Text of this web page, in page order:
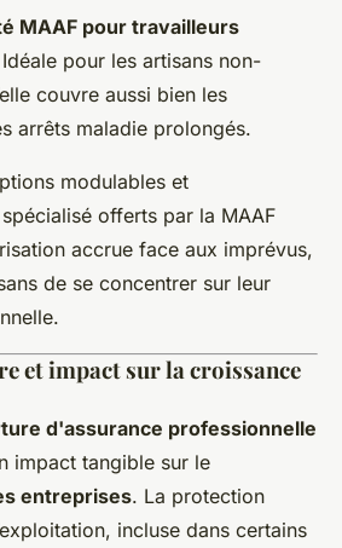
MAAF pour travailleurs
pour les artisans non-
couvre aussi bien les
arrêts maladie prolongés.
modulables et
offerts par la MAAF
accrue face aux imprévus,
de se concentrer sur leur
et impact sur la croissance
d'assurance professionnelle
impact tangible sur le
entreprises. La protection
incluse dans certains